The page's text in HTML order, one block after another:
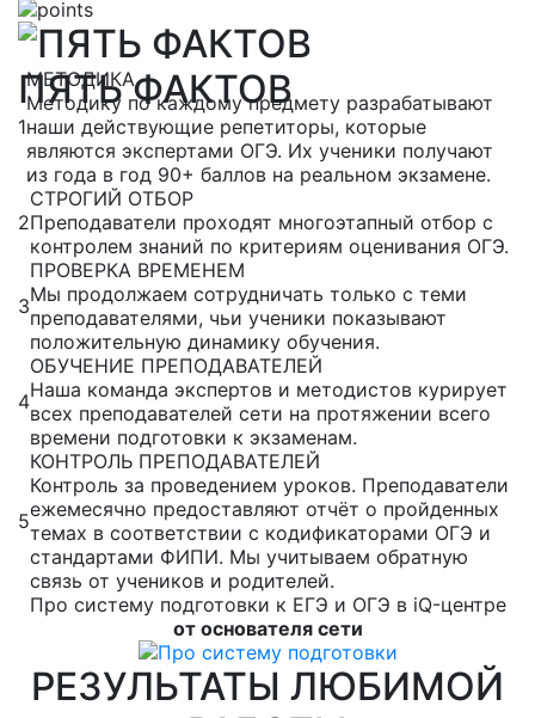
ПЯТЬ ФАКТОВ
1
МЕТОДИКА
Методику по каждому предмету разрабатывают
наши действующие репетиторы, которые
являются экспертами ОГЭ. Их ученики получают
из года в год 90+ баллов на реальном экзамене.
2
СТРОГИЙ ОТБОР
Преподаватели проходят многоэтапный отбор с
контролем знаний по критериям оценивания ОГЭ.
3
ПРОВЕРКА ВРЕМЕНЕМ
Мы продолжаем сотрудничать только с теми
преподавателями, чьи ученики показывают
положительную динамику обучения.
4
ОБУЧЕНИЕ ПРЕПОДАВАТЕЛЕЙ
Наша команда экспертов и методистов курирует
всех преподавателей сети на протяжении всего
времени подготовки к экзаменам.
5
КОНТРОЛЬ ПРЕПОДАВАТЕЛЕЙ
Контроль за проведением уроков. Преподаватели
ежемесячно предоставляют отчёт о пройденных
темах в соответствии с кодификаторами ОГЭ и
стандартами ФИПИ. Мы учитываем обратную
связь от учеников и родителей.
Про систему подготовки к ЕГЭ и ОГЭ в iQ-центре
от основателя сети
РЕЗУЛЬТАТЫ ЛЮБИМОЙ